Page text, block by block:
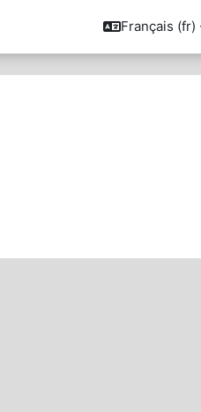
Français ‎(fr)‎